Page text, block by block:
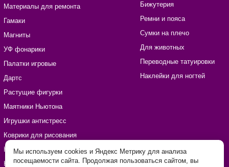
Материалы для ремонта
Гамаки
Магниты
УФ фонарики
Палатки игровые
Дартс
Растущие фигурки
Маятники Ньютона
Игрушки антистресс
Коврики для рисования
Наборы для рукоделия
Наклейки виниловые
Бижутерия
Ремни и пояса
Сумки на плечо
Для животных
Переводные татуировки
Наклейки для ногтей
Мы используем cookies и Яндекс Метрику для анализа
посещаемости сайта. Продолжая пользоваться сайтом, вы